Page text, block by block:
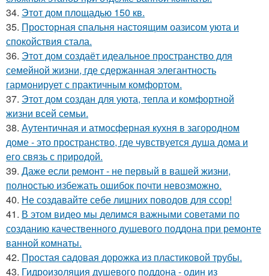
34. Этот дом площадью 150 кв.
35. Просторная спальня настоящим оазисом уюта и
спокойствия стала.
36. Этот дом создаёт идеальное пространство для
семейной жизни, где сдержанная элегантность
гармонирует с практичным комфортом.
37. Этот дом создан для уюта, тепла и комфортной
жизни всей семьи.
38. Аутентичная и атмосферная кухня в загородном
доме - это пространство, где чувствуется душа дома и
его связь с природой.
39. Даже если ремонт - не первый в вашей жизни,
полностью избежать ошибок почти невозможно.
40. Не создавайте себе лишних поводов для ссор!
41. В этом видео мы делимся важными советами по
созданию качественного душевого поддона при ремонте
ванной комнаты.
42. Простая садовая дорожка из пластиковой трубы.
43. Гидроизоляция душевого поддона - один из